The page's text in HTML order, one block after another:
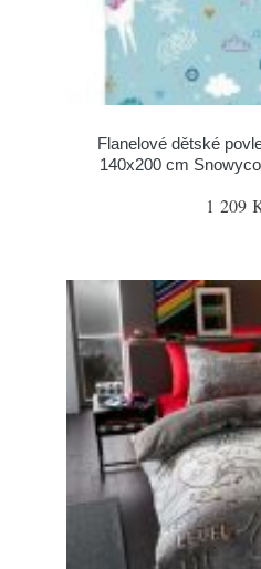
Flanelové dětské
140x200 cm
1 209